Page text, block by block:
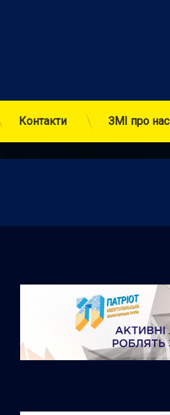
Контакти ЗМІ про нас